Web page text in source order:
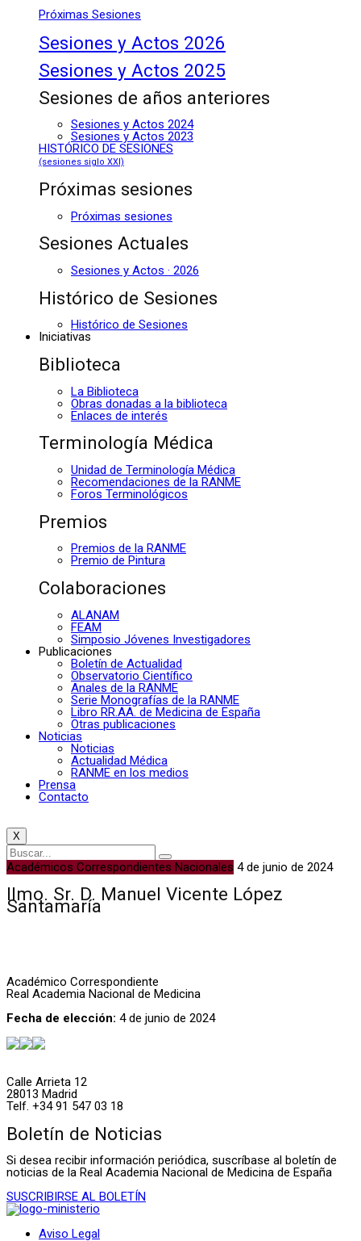
Próximas Sesiones
Sesiones y Actos 2026
Sesiones y Actos 2025
Sesiones de años anteriores
Sesiones y Actos 2024
Sesiones y Actos 2023
HISTÓRICO DE SESIONES
(sesiones siglo XXI)
Próximas sesiones
Próximas sesiones
Sesiones Actuales
Sesiones y Actos · 2026
Histórico de Sesiones
Histórico de Sesiones
Iniciativas
Biblioteca
La Biblioteca
Obras donadas a la biblioteca
Enlaces de interés
Terminología Médica
Unidad de Terminología Médica
Recomendaciones de la RANME
Foros Terminológicos
Premios
Premios de la RANME
Premio de Pintura
Colaboraciones
ALANAM
FEAM
Simposio Jóvenes Investigadores
Publicaciones
Boletín de Actualidad
Observatorio Científico
Anales de la RANME
Serie Monografías de la RANME
Libro RR.AA. de Medicina de España
Otras publicaciones
Noticias
Noticias
Actualidad Médica
RANME en los medios
Prensa
Contacto
X
Académicos Correspondientes Nacionales 4 de junio de 2024
Ilmo. Sr. D. Manuel Vicente López
Santamaría
Académico Correspondiente
Real Academia Nacional de Medicina
Fecha de elección: 4 de junio de 2024
Calle Arrieta 12
28013 Madrid
Telf. +34 91 547 03 18
Boletín de Noticias
Si desea recibir información periódica, suscríbase al boletín de
noticias de la Real Academia Nacional de Medicina de España
SUSCRIBIRSE AL BOLETÍN
Aviso Legal